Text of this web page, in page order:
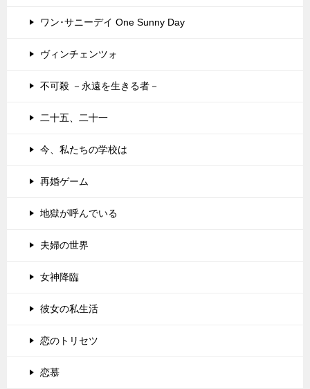
ワン･サニーデイ One Sunny Day
ヴィンチェンツォ
不可殺 －永遠を生きる者－
二十五、二十一
今、私たちの学校は
再婚ゲーム
地獄が呼んでいる
夫婦の世界
女神降臨
彼女の私生活
恋のトリセツ
恋慕